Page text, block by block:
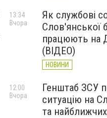
Як службові
Слов'янської
працюють на
(ВІДЕО)
НОВИНИ
13:34
Вчора
Генштаб ЗСУ
ситуацію на
та
12:00
Вчора